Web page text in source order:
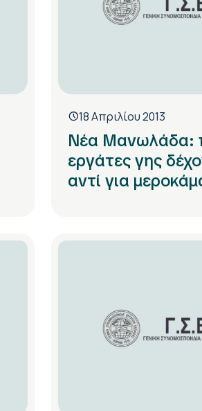
18 Απριλίου 2013
Νέα Μανωλάδα:
εργάτες γης
αντί για